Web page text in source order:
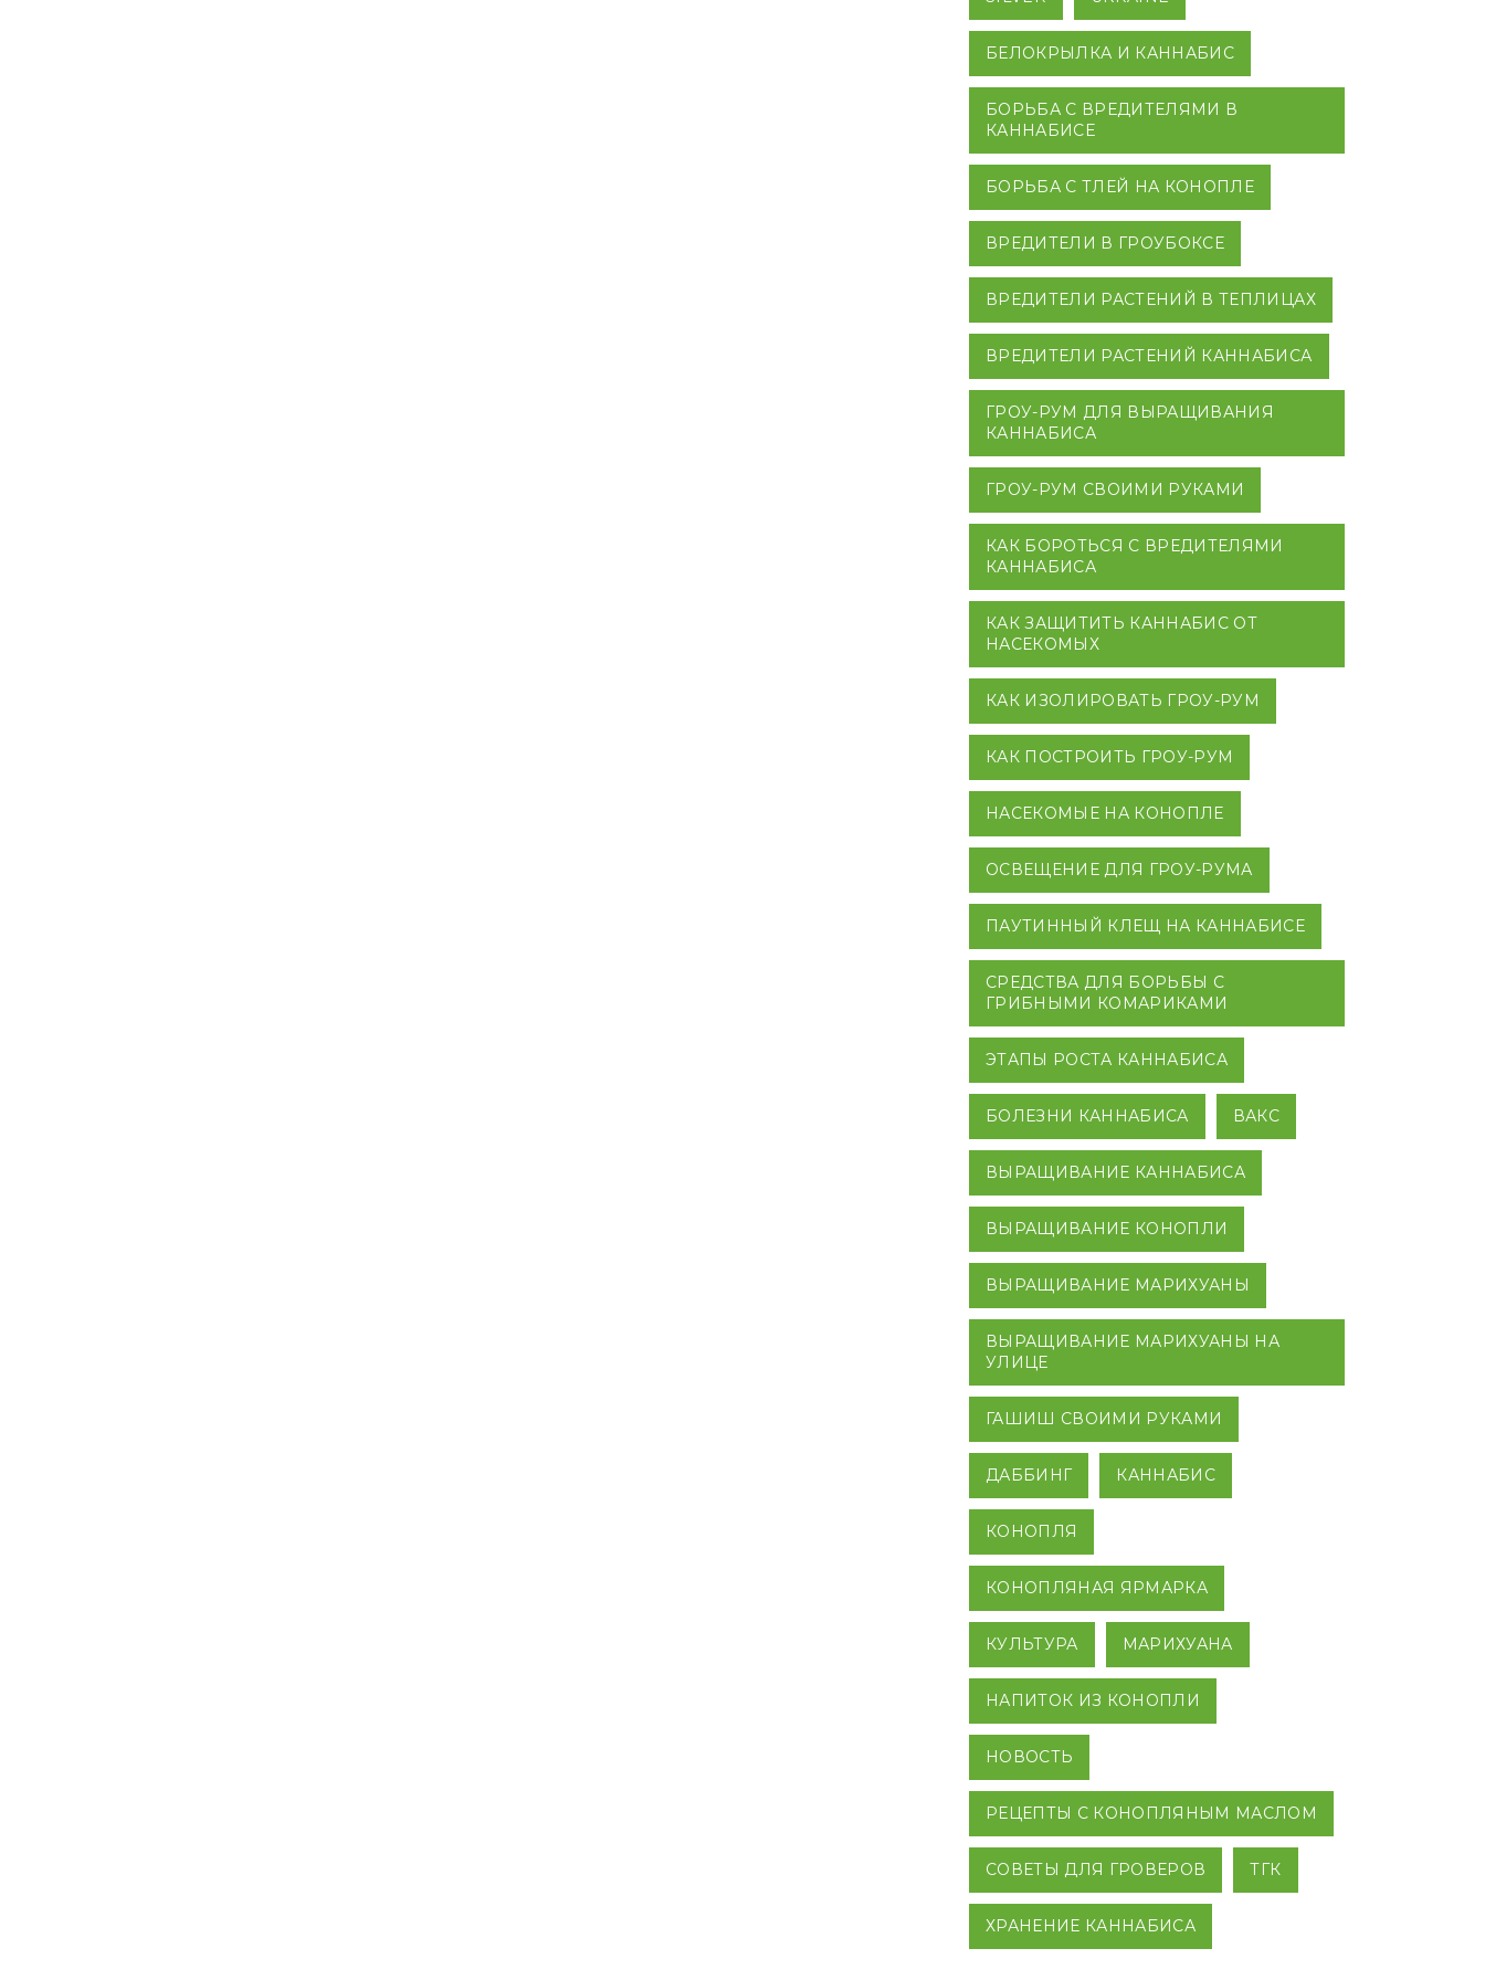
БЕЛОКРЫЛКА И КАННАБИС
БОРЬБА С ВРЕДИТЕЛЯМИ В
КАННАБИСЕ
БОРЬБА С ТЛЕЙ НА КОНОПЛЕ
ВРЕДИТЕЛИ В ГРОУБОКСЕ
ВРЕДИТЕЛИ РАСТЕНИЙ В ТЕПЛИЦАХ
ВРЕДИТЕЛИ РАСТЕНИЙ КАННАБИСА
ГРОУ-РУМ ДЛЯ ВЫРАЩИВАНИЯ
КАННАБИСА
ГРОУ-РУМ СВОИМИ РУКАМИ
КАК БОРОТЬСЯ С ВРЕДИТЕЛЯМИ
КАННАБИСА
КАК ЗАЩИТИТЬ КАННАБИС ОТ
НАСЕКОМЫХ
КАК ИЗОЛИРОВАТЬ ГРОУ-РУМ
КАК ПОСТРОИТЬ ГРОУ-РУМ
НАСЕКОМЫЕ НА КОНОПЛЕ
ОСВЕЩЕНИЕ ДЛЯ ГРОУ-РУМА
ПАУТИННЫЙ КЛЕЩ НА КАННАБИСЕ
СРЕДСТВА ДЛЯ БОРЬБЫ С
ГРИБНЫМИ КОМАРИКАМИ
ЭТАПЫ РОСТА КАННАБИСА
БОЛЕЗНИ КАННАБИСА ВАКС
ВЫРАЩИВАНИЕ КАННАБИСА
ВЫРАЩИВАНИЕ КОНОПЛИ
ВЫРАЩИВАНИЕ МАРИХУАНЫ
ВЫРАЩИВАНИЕ МАРИХУАНЫ НА
УЛИЦЕ
ГАШИШ СВОИМИ РУКАМИ
ДАББИНГ КАННАБИС
КОНОПЛЯ
КОНОПЛЯНАЯ ЯРМАРКА
КУЛЬТУРА МАРИХУАНА
НАПИТОК ИЗ КОНОПЛИ
НОВОСТЬ
РЕЦЕПТЫ С КОНОПЛЯНЫМ МАСЛОМ
СОВЕТЫ ДЛЯ ГРОВЕРОВ ТГК
ХРАНЕНИЕ КАННАБИСА